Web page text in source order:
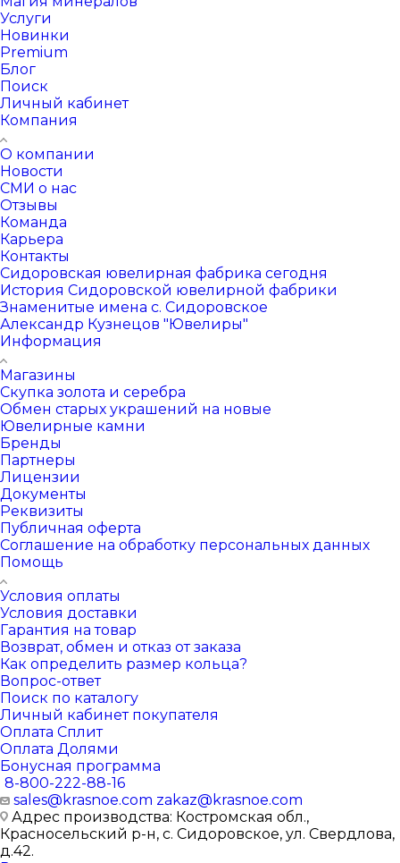
Услуги
Новинки
Premium
Блог
Поиск
Личный кабинет
Компания
О компании
Новости
СМИ о нас
Отзывы
Команда
Карьера
Контакты
Сидоровская ювелирная фабрика сегодня
История Сидоровской ювелирной фабрики
Знаменитые имена с. Сидоровское
Александр Кузнецов "Ювелиры"
Информация
Магазины
Скупка золота и серебра
Обмен старых украшений на новые
Ювелирные камни
Бренды
Партнеры
Лицензии
Документы
Реквизиты
Публичная оферта
Соглашение на обработку персональных данных
Помощь
Условия оплаты
Условия доставки
Гарантия на товар
Возврат, обмен и отказ от заказа
Как определить размер кольца?
Вопрос-ответ
Поиск по каталогу
Личный кабинет покупателя
Оплата Сплит
Оплата Долями
Бонусная программа
8-800-222-88-16
sales@krasnoe.com zakaz@krasnoe.com
Адрес производства: Костромская обл.,
Красносельский р-н, с. Сидоровское, ул. Свердлова,
д.42.